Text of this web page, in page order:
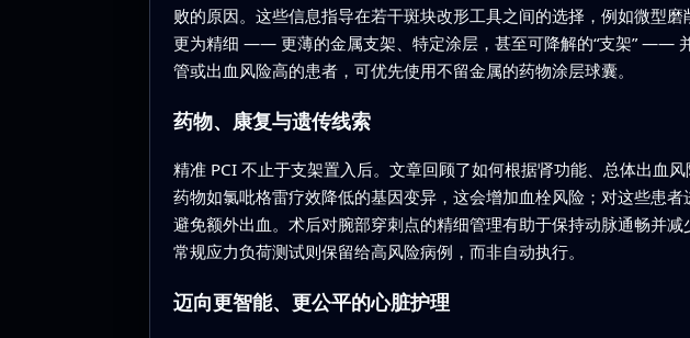
败的原因。这些信息指导在若干斑块改形工具之间的选择，例如微型
更为精细 —— 更薄的金属支架、特定涂层，甚至可降解的“支架” ——
管或出血风险高的患者，可优先使用不留金属的药物涂层球囊。
药物、康复与遗传线索
精准 PCI 不止于支架置入后。文章回顾了如何根据肾功能、总体出血
药物如氯吡格雷疗效降低的基因变异，这会增加血栓风险；对这些患
避免额外出血。术后对腕部穿刺点的精细管理有助于保持动脉通畅并
常规应力负荷测试则保留给高风险病例，而非自动执行。
迈向更智能、更公平的心脏护理